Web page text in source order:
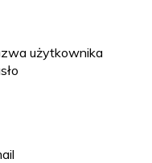
użytkownika